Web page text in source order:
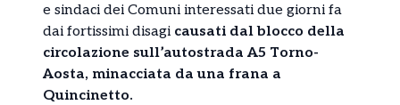
e sindaci dei Comuni interessati due giorni fa
dai fortissimi disagi causati dal blocco della
circolazione sull’autostrada A5 Torno-
Aosta, minacciata da una frana a
Quincinetto.